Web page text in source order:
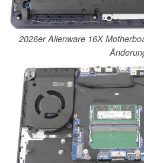
2026er Alienware 16X